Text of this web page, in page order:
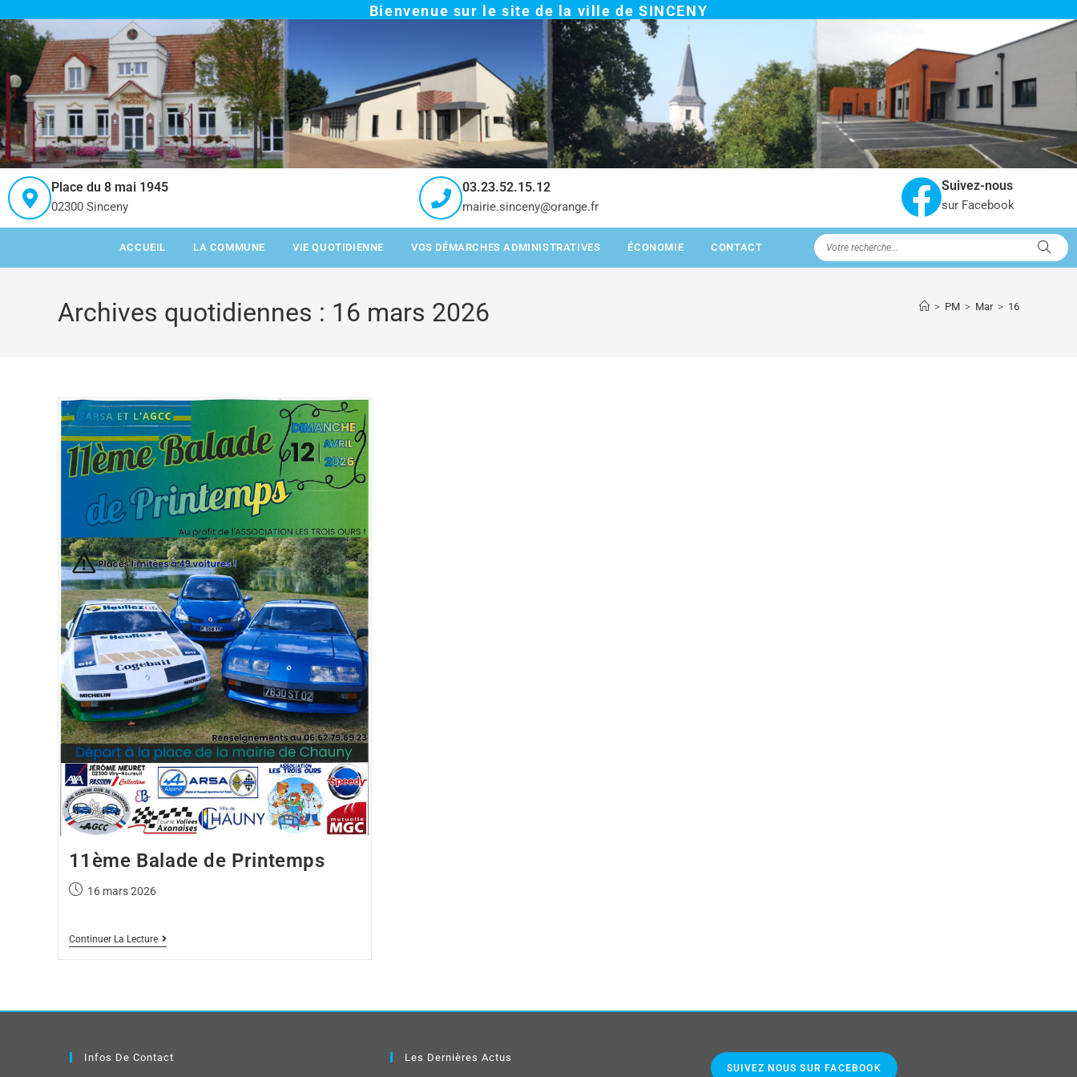
Bienvenue sur le site de la ville de SINCENY
Place du 8 mai 1945
02300 Sinceny
03.23.52.15.12
mairie.sinceny@orange.fr
Suivez-nous
sur Facebook
ACCUEIL LA COMMUNE VIE QUOTIDIENNE VOS DÉMARCHES ADMINISTRATIVES ÉCONOMIE CONTACT
Archives quotidiennes : 16 mars 2026 > PM > Mar > 16
11ème Balade de Printemps
16 mars 2026
Continuer La Lecture
Infos De Contact Les Dernières Actus
SUIVEZ NOUS SUR FACEBOOK